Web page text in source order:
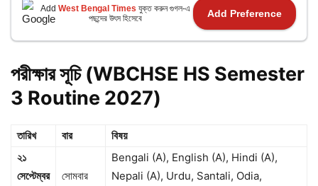
Add West Bengal Times যুক্ত করুন গুগল-এ
পছন্দের উৎস হিসেবে
Add Preference
পরীক্ষারসূচি (WBCHSE HS Semester
3 Routine 2027)
তারিখ বার
বিষয়
২১
সেপ্টেম্বর
সোমবার
Bengali (A), English (A), Hindi (A),
Nepali (A), Urdu, Santali, Odia,